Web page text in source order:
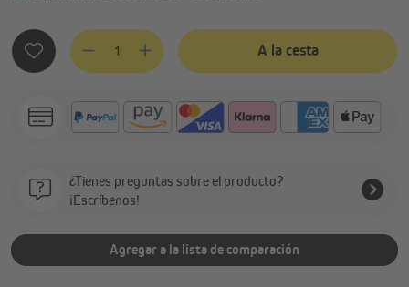
Cantidad del producto: introduce la cantidad deseada o
A la cesta
¿Tienes preguntas sobre el producto?
¡Escríbenos!
Agregar a la lista de comparación